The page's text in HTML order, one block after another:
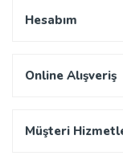
Hesabım
Online Alışveriş
Müşteri